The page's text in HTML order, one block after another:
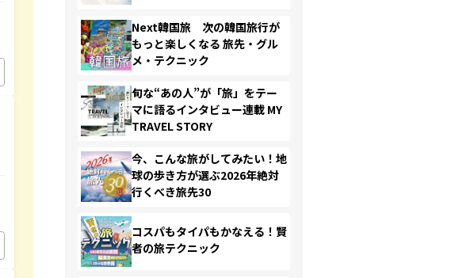
Next韓国旅 次の韓国旅行が
もっと楽しくなる 旅先・グル
メ・テクニック
旬な“あの人”が「旅」をテー
マに語るインタビュー連載 MY
TRAVEL STORY
今、こんな旅がしてみたい！地
球の歩き方が選ぶ2026年絶対
行くべき旅先30
コスパもタイパもかなえる！賢
者の旅テクニック